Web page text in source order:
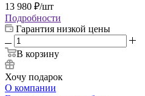
13 980 ₽/шт
Подробности
Гарантия низкой цены
В корзину
Хочу подарок
О компании